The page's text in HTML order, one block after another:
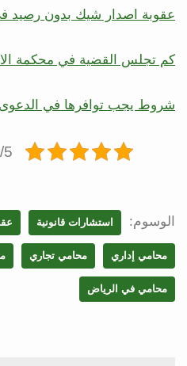
عقوبة اصدار شيك بدون رصيد في
كم تجلس القضية في محكمة
شروط يجب توافرها في الدعوى
5/5 -
الوسوم: استشارات قانونية
محامي إداري محامي تجاري
محامي في الرياض